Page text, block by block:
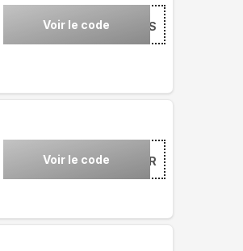
Voir le code ***UES
Voir le code***WER